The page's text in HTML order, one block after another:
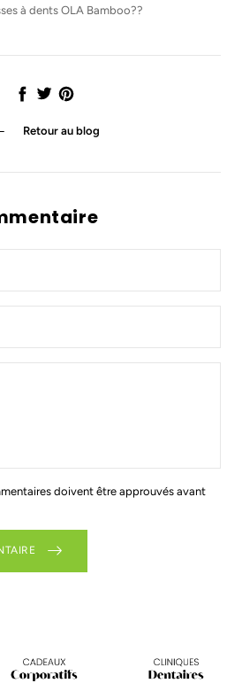
à dents OLA Bamboo??
Partager
TweetÉpingler
Retour au blog
doivent être approuvés avant